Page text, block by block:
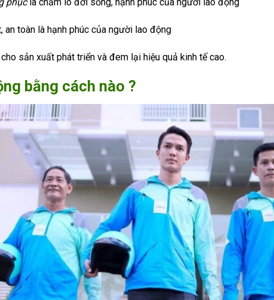
an toàn là hạnh phúc của người lao động
sản xuất phát triển và đem lại hiệu quả kinh tế cao.
bằng cách nào ?